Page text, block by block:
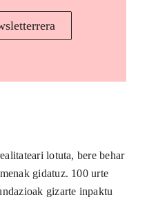
lotuta, bere behar
gidatuz. 100 urte
gizarte inpaktu